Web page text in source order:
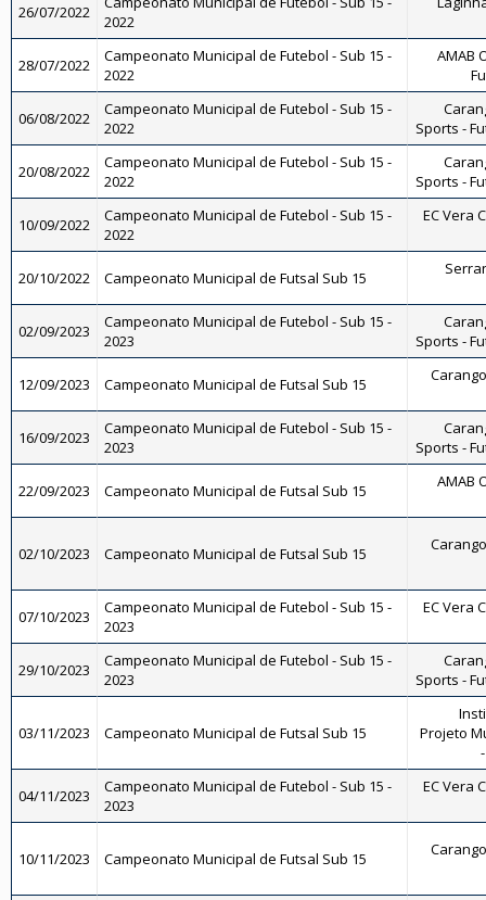
26/07/2022
2022
28/07/2022
Campeonato Municipal de Futebol - Sub 15 -
2022
AMAB
06/08/2022
Campeonato Municipal de Futebol - Sub 15 -
2022
Sports -
20/08/2022
Campeonato Municipal de Futebol - Sub 15 -
2022
Sports -
10/09/2022
Campeonato Municipal de Futebol - Sub 15 -
2022
EC Vera
20/10/2022 Campeonato Municipal de Futsal Sub 15
02/09/2023
Campeonato Municipal de Futebol - Sub 15 -
2023
Sports -
12/09/2023 Campeonato Municipal de Futsal Sub 15
16/09/2023
Campeonato Municipal de Futebol - Sub 15 -
2023
Sports -
22/09/2023 Campeonato Municipal de Futsal Sub 15 AMAB
02/10/2023 Campeonato Municipal de Futsal Sub 15
07/10/2023
Campeonato Municipal de Futebol - Sub 15 -
2023
EC Vera
29/10/2023
Campeonato Municipal de Futebol - Sub 15 -
2023
Sports -
03/11/2023 Campeonato Municipal de Futsal Sub 15
Projeto
04/11/2023
Campeonato Municipal de Futebol - Sub 15 -
2023
EC Vera
10/11/2023 Campeonato Municipal de Futsal Sub 15